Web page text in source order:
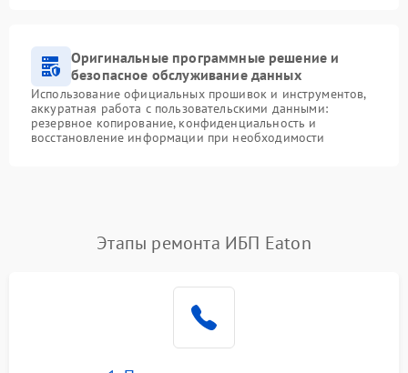
Оригинальные программные решение и
безопасное обслуживание данных
Использование официальных прошивок и инструментов,
аккуратная работа с пользовательскими данными:
резервное копирование, конфиденциальность и
восстановление информации при необходимости
Этапы ремонта ИБП Eaton